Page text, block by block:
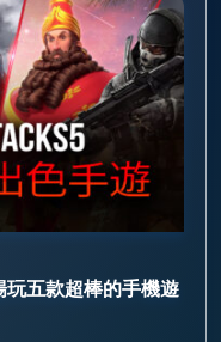
五款超棒的手機遊